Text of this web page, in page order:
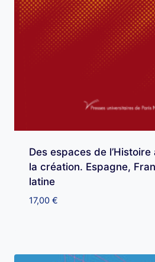
Des espaces de
la création. Espagne,
latine
17,00 €